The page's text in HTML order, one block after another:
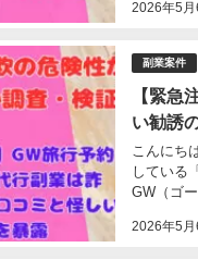
2026年5月
副業案件
【緊急
い勧誘
2026年5月
こんにち
している
GW（ゴ